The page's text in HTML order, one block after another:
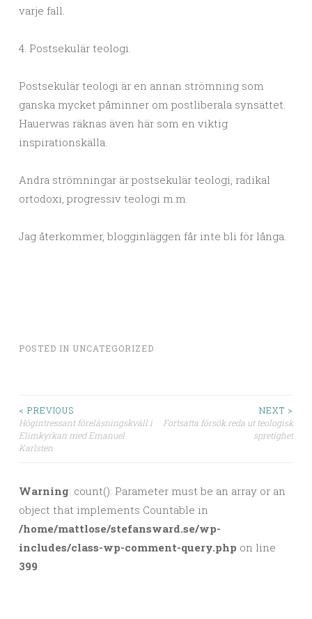
varje fall.
4. Postsekulär teologi.
Postsekulär teologi är en annan strömning som
ganska mycket påminner om postliberala synsättet.
Hauerwas räknas även här som en viktig
inspirationskälla.
Andra strömningar är postsekulär teologi, radikal
ortodoxi, progressiv teologi m.m.
Jag återkommer, blogginläggen får inte bli för långa.
POSTED IN UNCATEGORIZED
Post navigation
< PREVIOUS
Högintressant föreläsningskväll i
Elimkyrkan med Emanuel
Karlsten
NEXT >
Fortsatta försök reda ut teologisk
spretighet
Warning: count(): Parameter must be an array or an
object that implements Countable in
/home/mattlose/stefansward.se/wp-
includes/class-wp-comment-query.php on line
399